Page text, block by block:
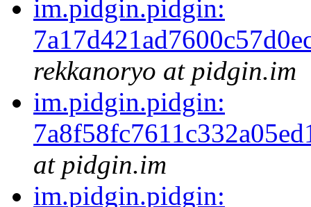
im.pidgin.pidgin:
rekkanoryo at pidgin.im
im.pidgin.pidgin:
at pidgin.im
im.pidgin.pidgin: